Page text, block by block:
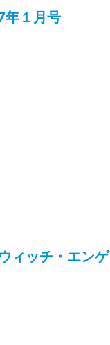
年１月号
ィッチ・エン